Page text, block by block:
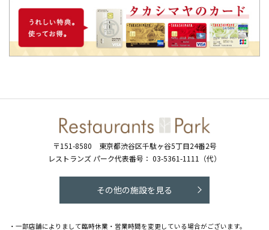
〒151-8580 東京都渋谷区千駄ヶ谷5丁目24番2号
レストランズ パーク代表番号： 03-5361-1111（代）
その他の施設を見る
・一部店舗によりまして臨時休業・営業時間を変更している場合がございます。